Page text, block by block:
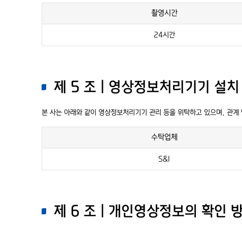
촬영시간
24시간
제 5 조 | 영상정보처리기기 설
본 사는 아래와 같이 영상정보처리기기 관리 등을 위탁하고 있으며, 관
수탁업체
S&I
제 6 조 | 개인영상정보의 확인